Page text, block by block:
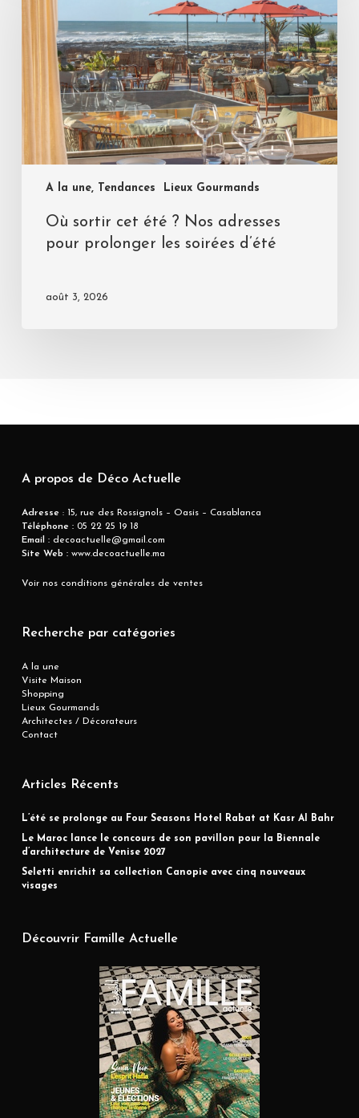
A la une, Tendances Lieux Gourmands
Où sortir cet été ? Nos adresses
pour prolonger les soirées d’été
août 3, 2026
A propos de Déco Actuelle
Adresse : 15, rue des Rossignols – Oasis – Casablanca
Téléphone :05 22 25 19 18
Email :decoactuelle@gmail.com
Site Web :www.decoactuelle.ma
Voir nos conditions générales de ventes
Recherche par catégories
A la une
Visite Maison
Shopping
Lieux Gourmands
Architectes / Décorateurs
Contact
Articles Récents
L’été se prolonge au Four Seasons Hotel Rabat at Kasr Al Bahr
Le Maroc lance le concours de son pavillon pour la Biennale
d’architecture de Venise 2027
Seletti enrichit sa collection Canopie avec cinq nouveaux
visages
Découvrir Famille Actuelle